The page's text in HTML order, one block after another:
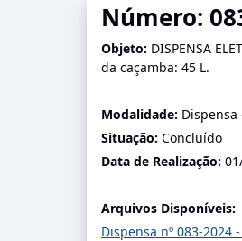
Número:
Objeto: DISPENSA
da caçamba: 45 L.
Modalidade: Dispensa
Situação: Concluído
Data de Realização:
Arquivos Disponíveis:
Dispensa nº 083-2024